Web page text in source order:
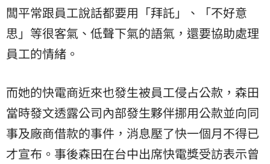
闆平常跟員工說話都要用「拜託」、「不好意
思」等很客氣、低聲下氣的語氣，還要協助處理
員工的情緒。
而她的快電商近來也發生被員工侵占公款，森田
當時發文透露公司內部發生夥伴挪用公款並向同
事及廠商借款的事件，消息壓了快一個月不得已
才宣布。事後森田在台中出席快電獎受訪表示曾